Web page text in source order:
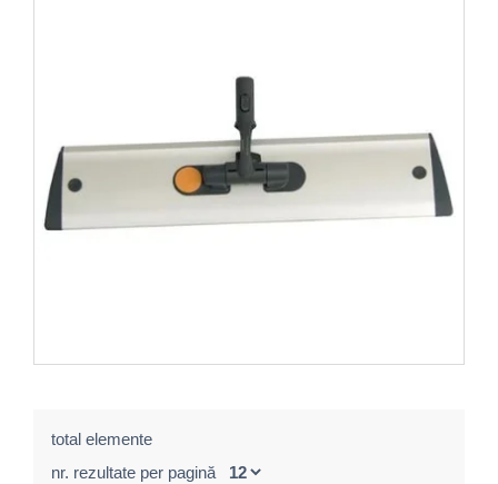
total elemente
nr. rezultate per pagină